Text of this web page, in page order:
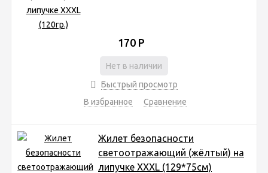
170 Р
Нет в наличии
Быстрый просмотр
В избранное
Сравнение
Жилет безопасности
светоотражающий (жёлтый) на
липучке XXXL (129*75см)